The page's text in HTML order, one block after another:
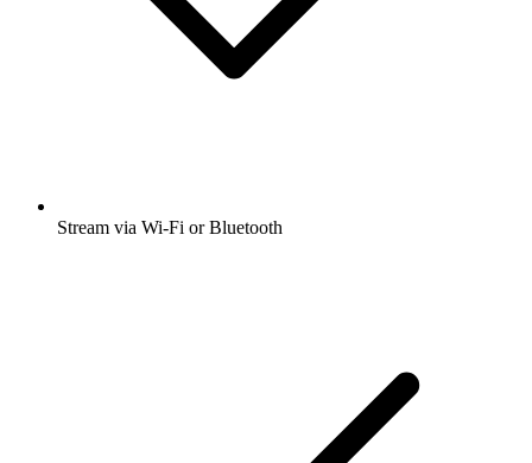
Stream via Wi-Fi or Bluetooth